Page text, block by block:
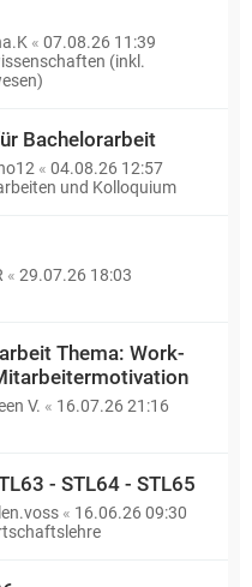
« 07.08.26 11:39
(inkl.
Bachelorarbeit
« 04.08.26 12:57
und Kolloquium
« 29.07.26 18:03
Thema: Work-
V. « 16.07.26 21:16
- STL64 - STL65
« 16.06.26 09:30